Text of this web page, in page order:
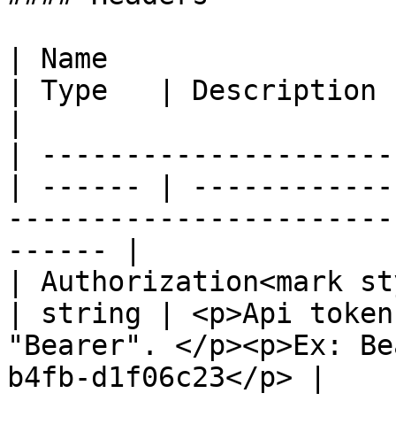
| Name
| Type   | Description
|
| ------ |
------ |
| Authorization<mark
| string | <p>Api
"Bearer". </p><p>Ex:
b4fb-d1f06c23</p> |